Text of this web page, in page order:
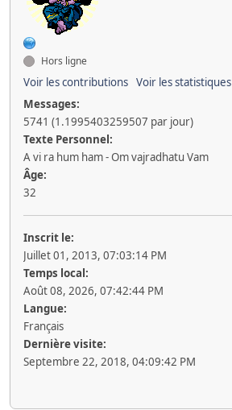
Hors ligne
Voir les contributions Voir les statistiques
Messages:
5741 (1.1995403259507 par jour)
Texte Personnel:
A vi ra hum ham - Om vajradhatu Vam
Âge:
32
Inscrit le:
Juillet 01, 2013, 07:03:14 PM
Temps local:
Août 08, 2026, 07:42:44 PM
Langue:
Français
Dernière visite:
Septembre 22, 2018, 04:09:42 PM